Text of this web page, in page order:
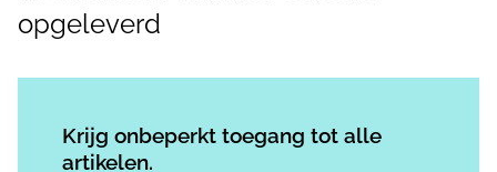
opgeleverd
Krijg onbeperkt toegang tot alle
artikelen.